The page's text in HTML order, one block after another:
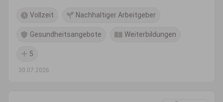
Vollzeit Nachhaltiger Arbeitgeber
Gesundheitsangebote Weiterbildungen
5
30.07.2026